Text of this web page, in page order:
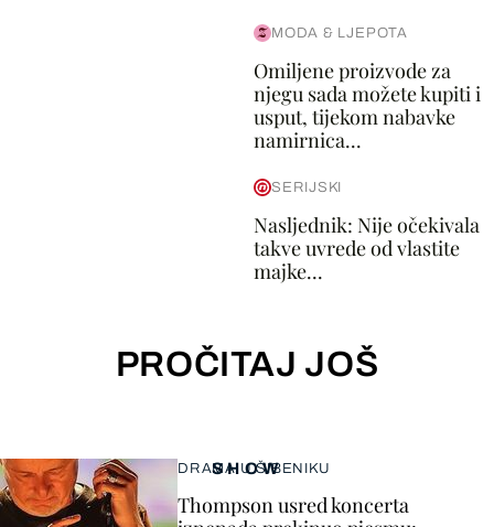
MODA & LJEPOTA
Omiljene proizvode za
njegu sada možete kupiti i
usput, tijekom nabavke
namirnica...
SERIJSKI
Nasljednik: Nije očekivala
takve uvrede od vlastite
majke...
PROČITAJ JOŠ
SHOW
DRAMA U ŠIBENIKU
Thompson usred koncerta